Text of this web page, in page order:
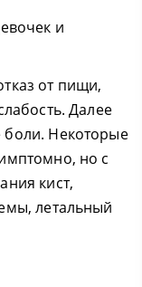
и
от пищи,
Далее
Некоторые
но с
кист,
летальный